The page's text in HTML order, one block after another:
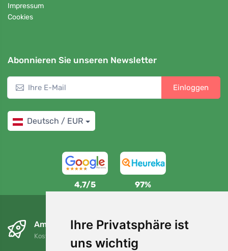
Ihre Privatsphäre ist
uns wichtig
Impressum
Cookies
Abonnieren Sie unseren Newsletter
Einloggen
Deutsch / EUR
4,7/5 97%
Am nächsten Tag und kostenlos
Kostenloser Versand für Bestellungen über 80 EUR